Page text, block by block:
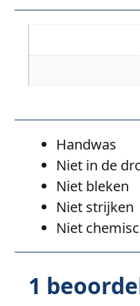
Handwas
Niet in de
Niet bleken
Niet strijken
Niet
1